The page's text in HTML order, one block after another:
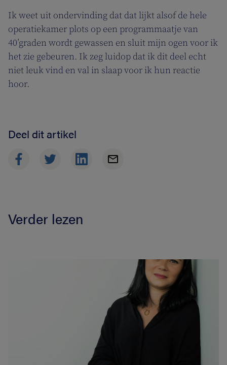
Ik weet uit ondervinding dat dat lijkt alsof de hele
operatiekamer plots op een programmaatje van
40’graden wordt gewassen en sluit mijn ogen voor ik
het zie gebeuren. Ik zeg luidop dat ik dit deel echt
niet leuk vind en val in slaap voor ik hun reactie
hoor.
Deel dit artikel
Verder lezen